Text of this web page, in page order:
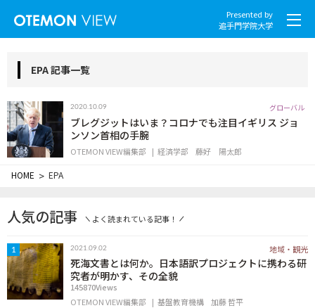
Presented by
追手門学院大学
社会とくらし
グローバル
こころとからだ
IT・メディア
地域・観光
EPA 記事一覧
2020.10.09 グローバル
ブレグジットはいま？コロナでも注目イギリス ジョ
ンソン首相の手腕
OTEMON VIEW編集部 経済学部 藤好 陽太郎
HOME > EPA
人気の記事 よく読まれている記事！
1 2021.09.02 地域・観光
死海文書とは何か。日本語訳プロジェクトに携わる研
究者が明かす、その全貌
145870Views
OTEMON VIEW編集部
基盤教育機構 加藤 哲平